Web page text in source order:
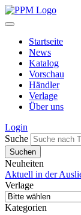
Startseite
News
Katalog
Vorschau
Händler
Verlage
Über uns
Login
Suche
Neuheiten
Aktuell in der
Verlage
Kategorien